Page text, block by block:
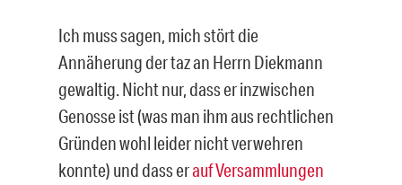
Ich muss sagen, mich stört die
Annäherung der taz an Herrn Diekmann
gewaltig. Nicht nur, dass er inzwischen
Genosse ist (was man ihm aus rechtlichen
Gründen wohl leider nicht verwehren
konnte) und dass erauf Versammlungen